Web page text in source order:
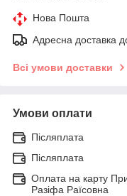
Нова Пошта
Адресна доставка
Всі умови доставки
Умови оплати
Післяплата
Післяплата
Оплата на карту
Разіфа Раїсовна